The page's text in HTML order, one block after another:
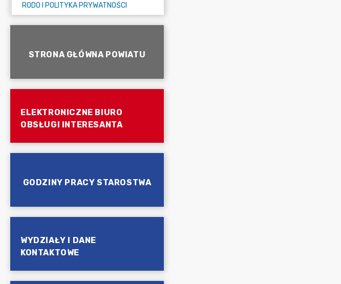
RODO I POLITYKA PRYWATNOŚCI
STRONA GŁÓWNA POWIATU
ELEKTRONICZNE BIURO
OBSŁUGI INTERESANTA
GODZINY PRACY STAROSTWA
WYDZIAŁY I DANE
KONTAKTOWE